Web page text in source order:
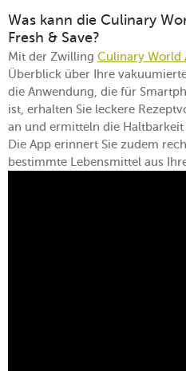
Was kann die Culinary
Fresh & Save?
Mit der Zwilling Culinary World
Überblick über Ihre
die Anwendung, die für
ist, erhalten Sie leckere
an und ermitteln die
Die App erinnert Sie zudem
bestimmte Lebensmittel aus